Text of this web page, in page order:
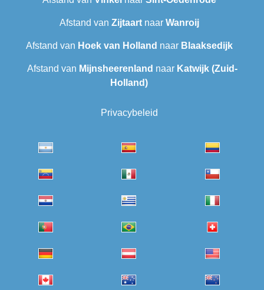
Afstand van Zijtaartnaar Wanroij
Afstand van Hoek van Holland naar Blaaksedijk
Afstand van Mijnsheerenland naar Katwijk (Zuid-
Holland)
Privacybeleid